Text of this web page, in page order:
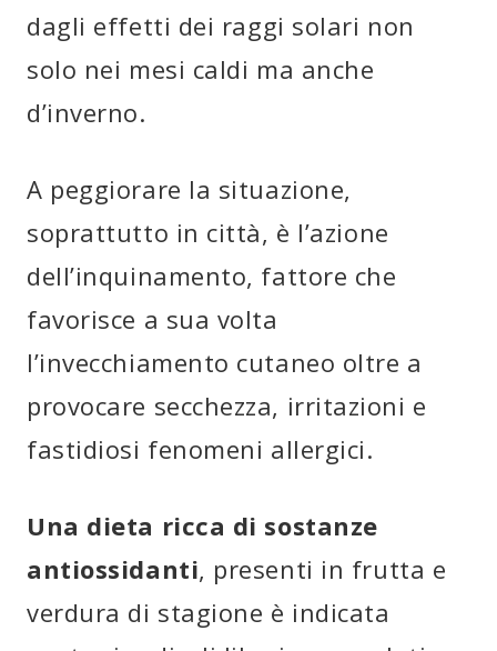
dagli effetti dei raggi solari non
solo nei mesi caldi ma anche
d’inverno.
A peggiorare la situazione,
soprattutto in città, è l’azione
dell’inquinamento, fattore che
favorisce a sua volta
l’invecchiamento cutaneo oltre a
provocare secchezza, irritazioni e
fastidiosi fenomeni allergici.
Una dieta ricca di sostanze
antiossidanti, presenti in frutta e
verdura di stagione è indicata